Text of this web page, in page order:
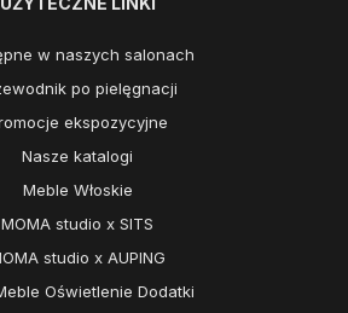
w naszych salonach
po pielęgnacji
ekspozycyjne
Nasze katalogi
Meble Włoskie
MOMA studio x SITS
studio x AUPING
Oświetlenie Dodatki